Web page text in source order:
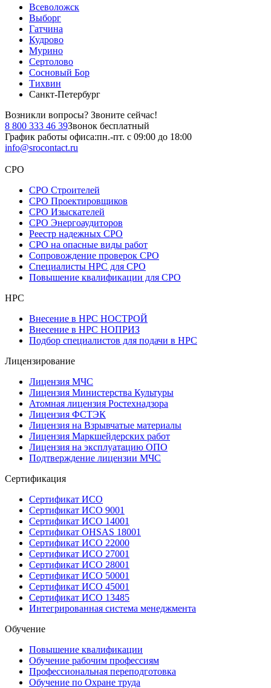
Всеволожск
Выборг
Гатчина
Кудрово
Мурино
Сертолово
Сосновый Бор
Тихвин
Санкт-Петербург
Возникли вопросы? Звоните сейчас!
8 800 333 46 39Звонок бесплатный
График работы офиса:пн.-пт. с 09:00 до 18:00
info@srocontact.ru
СРО
СРО Строителей
СРО Проектировщиков
СРО Изыскателей
СРО Энергоаудиторов
Реестр надежных СРО
СРО на опасные виды работ
Сопровождение проверок СРО
Специалисты НРС для СРО
Повышение квалификации для СРО
НРС
Внесение в НРС НОСТРОЙ
Внесение в НРС НОПРИЗ
Подбор специалистов для подачи в НРС
Лицензирование
Лицензия МЧС
Лицензия Министерства Культуры
Атомная лицензия Ростехнадзора
Лицензия ФСТЭК
Лицензия на Взрывчатые материалы
Лицензия Маркшейдерских работ
Лицензия на эксплуатацию ОПО
Подтверждение лицензии МЧС
Сертификация
Сертификат ИСО
Сертификат ИСО 9001
Сертификат ИСО 14001
Сертификат OHSAS 18001
Сертификат ИСО 22000
Сертификат ИСО 27001
Сертификат ИСО 28001
Сертификат ИСО 50001
Сертификат ИСО 45001
Сертификат ИСО 13485
Интегрированная система менеджмента
Обучение
Повышение квалификации
Обучение рабочим профессиям
Профессиональная переподготовка
Обучение по Охране труда